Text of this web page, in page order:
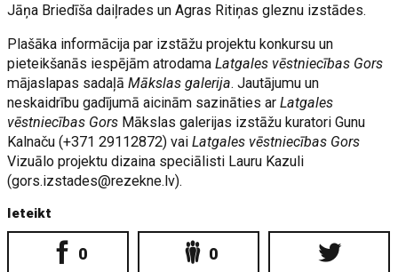
Jāņa Briedīša daiļrades un Agras Ritiņas gleznu izstādes.
Plašāka informācija par izstāžu projektu konkursu un
pieteikšanās iespējām atrodamaLatgales vēstniecības Gors
mājaslapas sadaļāMākslas galerija. Jautājumu un
neskaidrību gadījumā aicinām sazināties arLatgales
vēstniecības Gors Mākslas galerijas izstāžu kuratori Gunu
Kalnaču (+371 29112872) vaiLatgales vēstniecības Gors
Vizuālo projektu dizaina speciālisti Lauru Kazuli
(gors.izstades@rezekne.lv).
Ieteikt
0 0